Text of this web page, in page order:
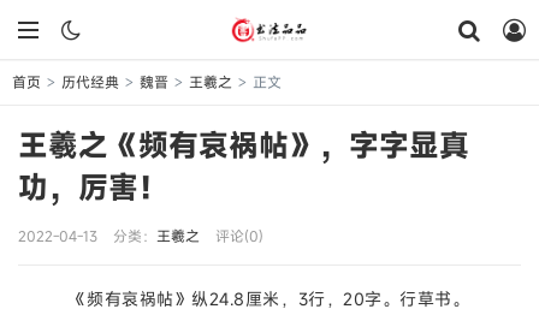
首页 > 历代经典 > 魏晋 > 王羲之 > 正文
王羲之《频有哀祸帖》，字字显真
功，厉害！
2022-04-13 分类： 王羲之 评论(0)
《频有哀祸帖》纵24.8厘米，3行，20字。 行草书。